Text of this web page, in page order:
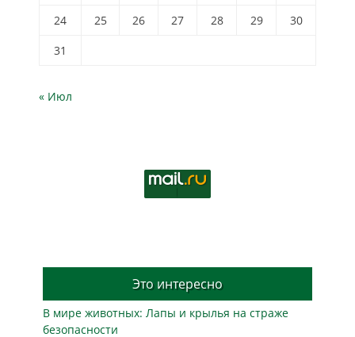
24
25 26 27 28 29
30
31
« Июл
Это интересно
В мире животных: Лапы и крылья на страже
безопасности